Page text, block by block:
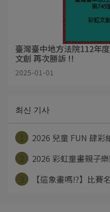
臺灣臺中地方法院112年
文創 再次勝訴 !!
2025-01-01
최신 기사
2026 兒童 FUN 肆
2026 彩虹童畫親子
【這象畫嗎!?】比賽